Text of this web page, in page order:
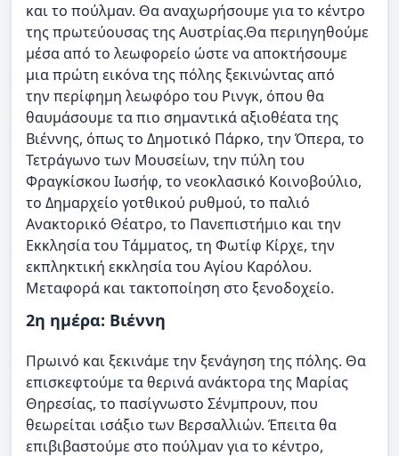
και το πούλμαν. Θα αναχωρήσουμε για το κέντρο
της πρωτεύουσας της Αυστρίας.Θα περιηγηθούμε
μέσα από το λεωφορείο ώστε να αποκτήσουμε
μια πρώτη εικόνα της πόλης ξεκινώντας από
την περίφημη λεωφόρο του Pινγκ, όπου θα
θαυμάσουμε τα πιο σημαντικά αξιοθέατα της
Bιέννης, όπως το Δημοτικό Πάρκο, την Όπερα, το
Τετράγωνο των Mουσείων, την πύλη του
Φραγκίσκου Iωσήφ, το νεοκλασικό Kοινοβούλιο,
το Δημαρχείο γοτθικού ρυθμού, το παλιό
Aνακτορικό Θέατρο, το Πανεπιστήμιο και την
Eκκλησία του Tάμματος, τη Φωτίφ Kίρχε, την
εκπληκτική εκκλησία του Αγίου Καρόλου.
Μεταφορά και τακτοποίηση στο ξενοδοχείο.
2η ημέρα: Βιέννη
Πρωινό και ξεκινάμε την ξενάγηση της πόλης. Θα
επισκεφτούμε τα θερινά ανάκτορα της Mαρίας
Θηρεσίας, το πασίγνωστο Σένμπρουν, που
θεωρείται ισάξιο των Bερσαλλιών. Έπειτα θα
επιβιβαστούμε στο πούλμαν για το κέντρο,